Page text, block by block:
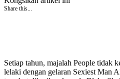
Share this...
Setiap tahun, majalah People tidak
lelaki dengan gelaran Sexiest Man